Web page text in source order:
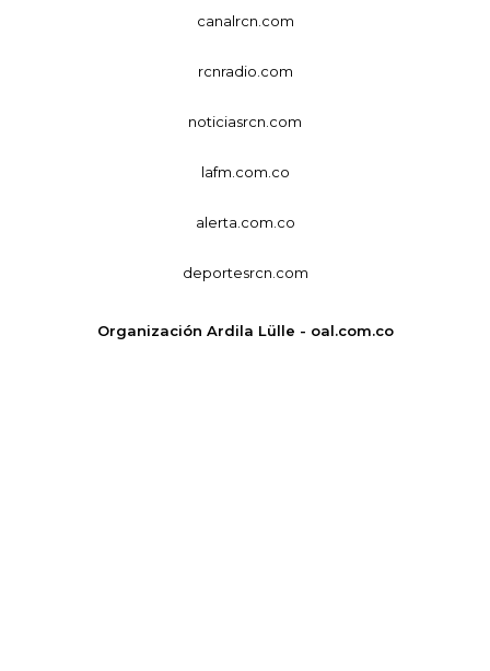
canalrcn.com
rcnradio.com
noticiasrcn.com
lafm.com.co
alerta.com.co
deportesrcn.com
Organización Ardila Lülle - oal.com.co